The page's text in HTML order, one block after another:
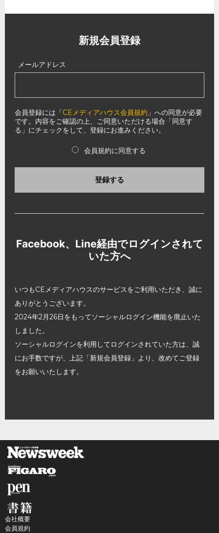
新規会員登録
メールアドレス
会員登録には「CEメディアハウス会員規約 」への同意が必要
です。内容をご確認の上、ご同意いただける場合「同意す
る」にチェックをして、登録にお進みください。
会員規約に同意する
登録する
Facebook、Line経由でログインされて
いた方へ
いつもCEメディアハウスのサービスをご利用いただき、誠に
ありがとうございます。
2024年2月26日をもってソーシャルログイン機能を廃止いた
しました。
ソーシャルログインを利用してログインされていた方は、誠
にお手数ですが、上記「新規会員登録」より、改めてご登録
をお願いいたします。
会社概要
会員規約